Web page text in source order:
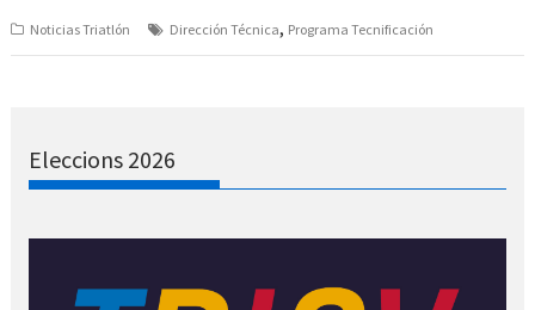
Noticias Triatlón Dirección Técnica, Programa Tecnificación
Eleccions 2026